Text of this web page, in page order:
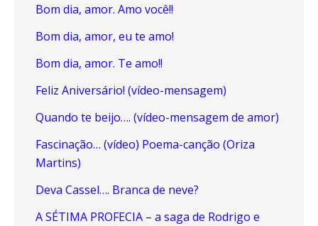
Bom dia, amor. Amo você!!
Bom dia, amor, eu te amo!
Bom dia, amor. Te amo!!
Feliz Aniversário! (vídeo-mensagem)
Quando te beijo…. (vídeo-mensagem de amor)
Fascinação… (vídeo) Poema-canção (Oriza
Martins)
Deva Cassel…. Branca de neve?
A SÉTIMA PROFECIA – a saga de Rodrigo e